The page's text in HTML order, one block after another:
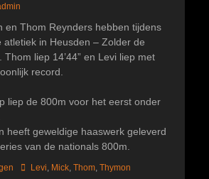
en Thom Reynders hebben tijdens
atletiek in Heusden – Zolder de
Thom liep 14’44” en Levi liep met
record.
liep de 800m voor het eerst onder
heeft geweldige haaswerk geleverd
van de nationals 800m.
TagsLevi, Mick, Thom, Thymon